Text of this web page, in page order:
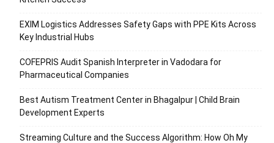
EXIM Logistics Addresses Safety Gaps with PPE Kits Across
Key Industrial Hubs
COFEPRIS Audit Spanish Interpreter in Vadodara for
Pharmaceutical Companies
Best Autism Treatment Center in Bhagalpur | Child Brain
Development Experts
Streaming Culture and the Success Algorithm: How Oh My